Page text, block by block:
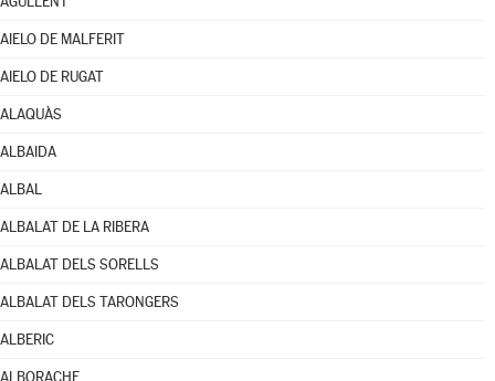
AIELO DE MALFERIT
AIELO DE RUGAT
ALAQUÀS
ALBAIDA
ALBAL
ALBALAT DE LA RIBERA
ALBALAT DELS SORELLS
ALBALAT DELS TARONGERS
ALBERIC
ALBORACHE